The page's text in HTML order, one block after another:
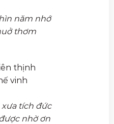
năm nhớ
thơm
thịnh
vinh
tích đức
nhờ ơn